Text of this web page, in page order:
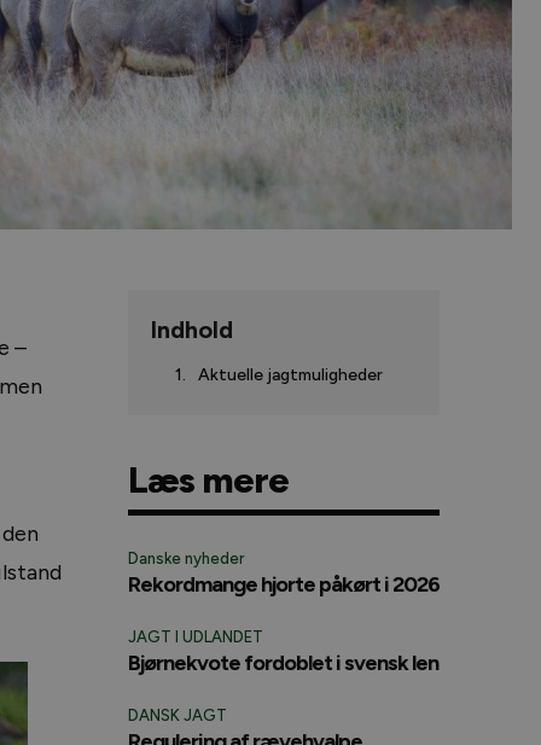
–
Indhold
Aktuelle jagtmuligheder
Læs mere
Danske nyheder
Rekordmange hjorte påkørt i 2026
JAGT I UDLANDET
Bjørnekvote fordoblet i svensk len
DANSK JAGT